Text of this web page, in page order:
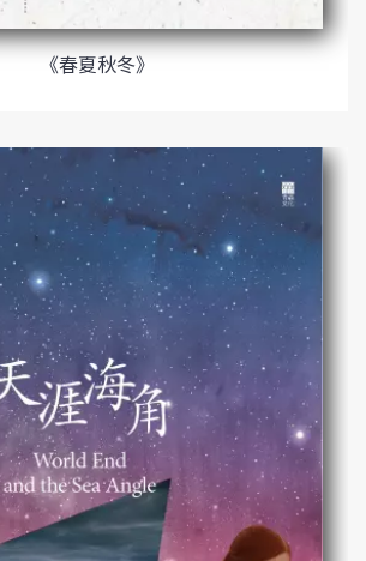
《春夏秋冬》